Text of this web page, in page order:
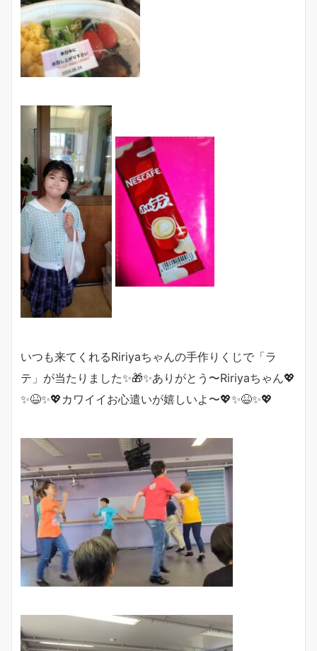
いつも来てくれるRiriyaちゃんの手作りくじで「ラ
テ」が当たりました✨🎁✨ありがとう〜Ririyaちゃん💖
✨😆✨💖カワイイお心遣いが嬉しいよ〜💖✨😆✨💖